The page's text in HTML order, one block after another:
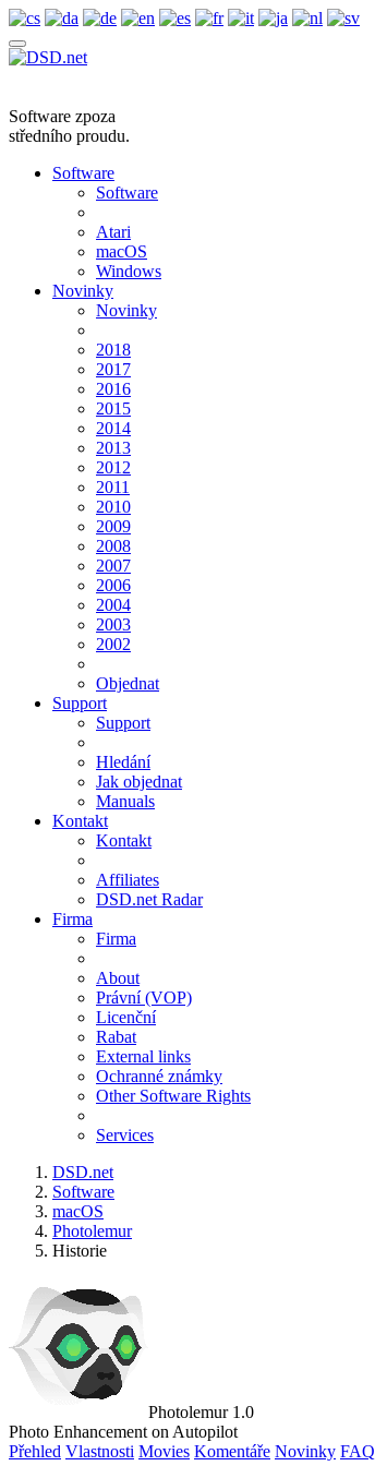
Software zpoza
středního proudu.
Software
Software
Atari
macOS
Windows
Novinky
Novinky
2018
2017
2016
2015
2014
2013
2012
2011
2010
2009
2008
2007
2006
2004
2003
2002
Objednat
Support
Support
Hledání
Jak objednat
Manuals
Kontakt
Kontakt
Affiliates
DSD.net Radar
Firma
Firma
About
Právní (VOP)
Licenční
Rabat
External links
Ochranné známky
Other Software Rights
Services
DSD.net
Software
macOS
Photolemur
Historie
Photolemur 1.0
Photo Enhancement on Autopilot
Přehled Vlastnosti Movies Komentáře Novinky FAQ